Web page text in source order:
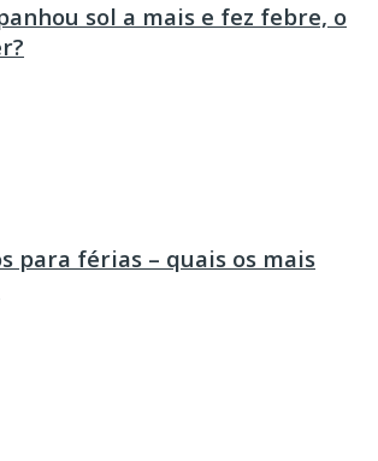
sol a mais e fez febre, o
para férias – quais os mais